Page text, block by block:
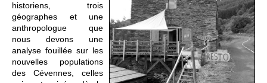
historiens, trois
géographes et une
anthropologue que
nous devons une
analyse fouillée sur les
nouvelles populations
des Cévennes, celles